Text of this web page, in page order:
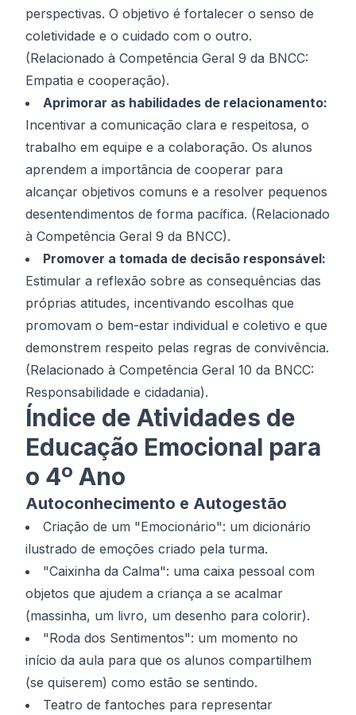
perspectivas. O objetivo é fortalecer o senso de
coletividade e o cuidado com o outro.
(Relacionado à Competência Geral 9 da BNCC:
Empatia e cooperação).
Aprimorar as habilidades de relacionamento:
Incentivar a comunicação clara e respeitosa, o
trabalho em equipe e a colaboração. Os alunos
aprendem a importância de cooperar para
alcançar objetivos comuns e a resolver pequenos
desentendimentos de forma pacífica. (Relacionado
à Competência Geral 9 da BNCC).
Promover a tomada de decisão responsável:
Estimular a reflexão sobre as consequências das
próprias atitudes, incentivando escolhas que
promovam o bem-estar individual e coletivo e que
demonstrem respeito pelas regras de convivência.
(Relacionado à Competência Geral 10 da BNCC:
Responsabilidade e cidadania).
Índice de Atividades de
Educação Emocional para
o 4º Ano
Autoconhecimento e Autogestão
Criação de um "Emocionário": um dicionário
ilustrado de emoções criado pela turma.
"Caixinha da Calma": uma caixa pessoal com
objetos que ajudem a criança a se acalmar
(massinha, um livro, um desenho para colorir).
"Roda dos Sentimentos": um momento no
início da aula para que os alunos compartilhem
(se quiserem) como estão se sentindo.
Teatro de fantoches para representar